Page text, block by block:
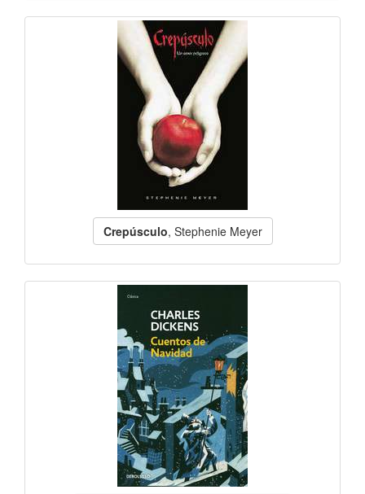
Crepúsculo, Stephenie Meyer